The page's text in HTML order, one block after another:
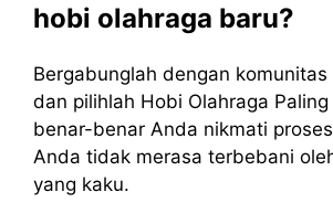
hobi olahraga baru?
Bergabunglah dengan
dan pilihlah Hobi Olahraga
benar-benar Anda nikmati
Anda tidak merasa terbebani
yang kaku.